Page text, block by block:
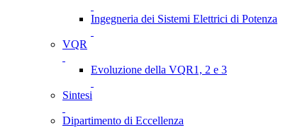
Ingegneria dei Sistemi Elettrici di Potenza
VQR
Evoluzione della VQR1, 2 e 3
Sintesi
Dipartimento di Eccellenza